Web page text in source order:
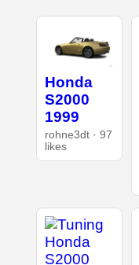
Honda
S2000
1999
rohne3dt · 97
likes